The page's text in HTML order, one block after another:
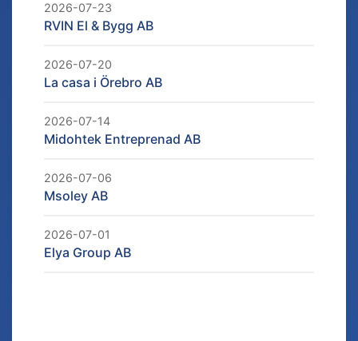
2026-07-23
RVIN El & Bygg AB
2026-07-20
La casa i Örebro AB
2026-07-14
Midohtek Entreprenad AB
2026-07-06
Msoley AB
2026-07-01
Elya Group AB